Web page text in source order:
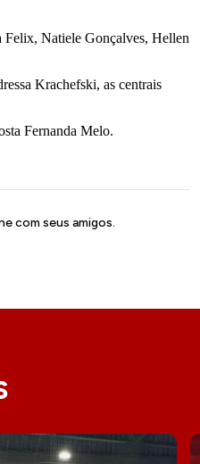
Felix, Natiele Gonçalves, Hellen
Krachefski, as centrais
Fernanda Melo.
com seus amigos.